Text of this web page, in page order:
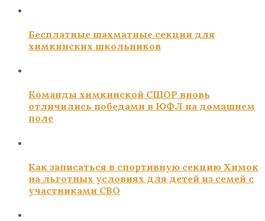
Бесплатные шахматные секции для
химкинских школьников
Команды химкинской СШОР вновь
отличились победами в ЮФЛ на домашнем
поле
Как записаться в спортивную секцию Химок
на льготных условиях для детей из семей с
участниками СВО